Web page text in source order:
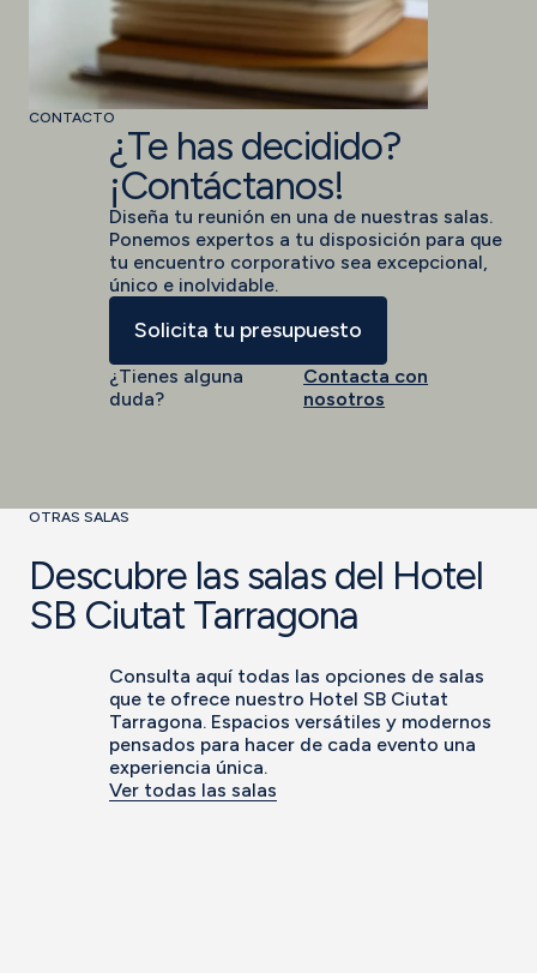
CONTACTO
¿Te has decidido?
¡Contáctanos!
Diseña tu reunión en una de nuestras salas.
Ponemos expertos a tu disposición para que
tu encuentro corporativo sea excepcional,
único e inolvidable.
Solicita tu presupuesto
¿Tienes alguna
duda?
Contacta con
nosotros
OTRAS SALAS
Descubre las salas del Hotel
SB Ciutat Tarragona
Consulta aquí todas las opciones de salas
que te ofrece nuestro Hotel SB Ciutat
Tarragona. Espacios versátiles y modernos
pensados para hacer de cada evento una
experiencia única.
Ver todas las salas